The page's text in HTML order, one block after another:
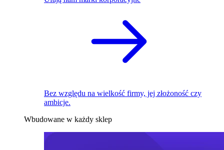
Bez względu na wielkość firmy, jej złożoność czy
ambicje.
Wbudowane w każdy sklep